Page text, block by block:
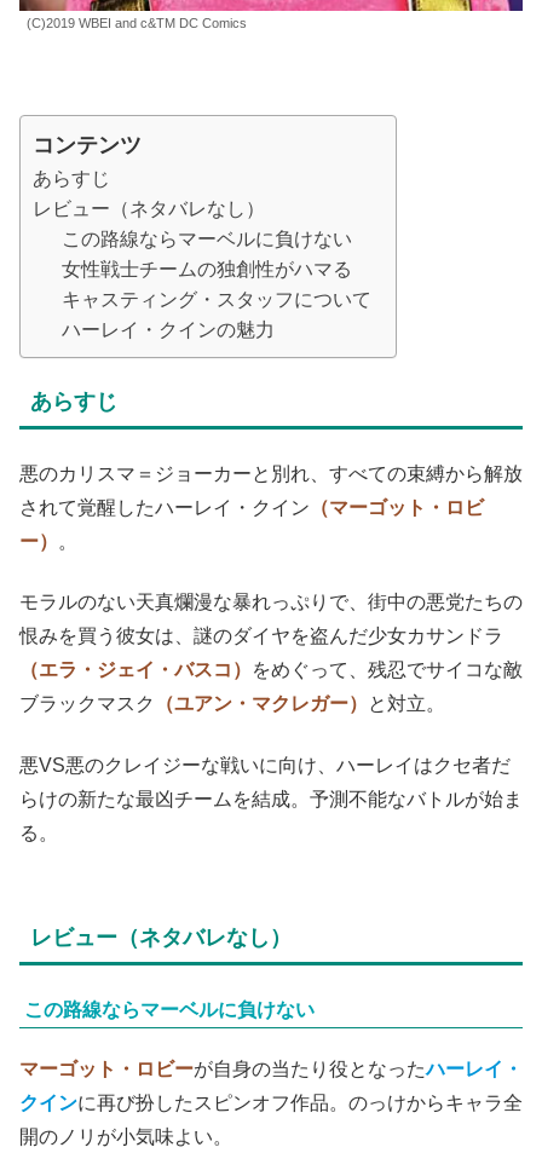
(C)2019 WBEI and c&TM DC Comics
コンテンツ
あらすじ
レビュー（ネタバレなし）
この路線ならマーベルに負けない
女性戦士チームの独創性がハマる
キャスティング・スタッフについて
ハーレイ・クインの魅力
あらすじ
悪のカリスマ＝ジョーカーと別れ、すべての束縛から解放
されて覚醒したハーレイ・クイン （マーゴット・ロビ
ー）
。
モラルのない天真爛漫な暴れっぷりで、街中の悪党たちの
恨みを買う彼女は、謎のダイヤを盗んだ少女カサンドラ
（エラ・ジェイ・バスコ）
をめぐって、残忍でサイコな敵
ブラックマスク
（ユアン・マクレガー） と対立。
悪VS悪のクレイジーな戦いに向け、ハーレイはクセ者だ
らけの新たな最凶チームを結成。予測不能なバトルが始ま
る。
レビュー（ネタバレなし）
この路線ならマーベルに負けない
マーゴット・ロビーが自身の当たり役となったハーレイ・
クインに再び扮したスピンオフ作品。のっけからキャラ全
開のノリが小気味よい。